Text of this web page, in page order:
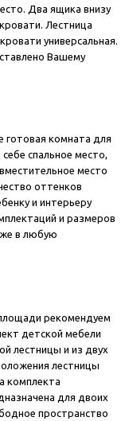
Два ящика внизу
Лестница
универсальная.
Вашему
готовая комната для
спальное место,
место
оттенков
и интерьеру
и размеров
в любую
рекомендуем
детской мебели
лестницы и из двух
лестницы
комплекта
для двоих
пространство